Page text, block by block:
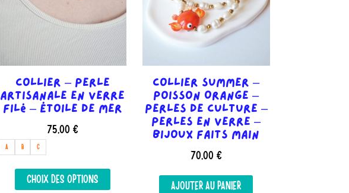
page
du
produit
page
du
Collier – Perle
artisanale en verre
filé – Étoile de mer
75,00 €
A B C
CHOIX DES OPTIONS
Collier Summer –
Poisson Orange –
Perles de culture –
Perles en verre –
Bijoux faits main
70,00 €
AJOUTER AU PANIER